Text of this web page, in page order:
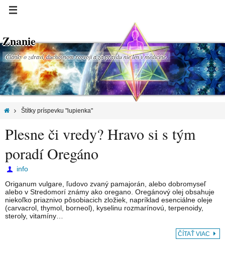
Znanie
Články o zdraví, duchovnom rozvoji a za pravdu nie len v medicíne.
Štítky príspevku "lupienka"
Plesne či vredy? Hravo si s tým
poradí Oregáno
info
Origanum vulgare, ľudovo zvaný pamajorán, alebo dobromyseľ
alebo v Stredomorí známy ako oregano. Oregánový olej obsahuje
niekoľko priaznivo pôsobiacich zložiek, napríklad esenciálne oleje
(carvacrol, thymol, borneol), kyselinu rozmarínovú, terpenoidy,
steroly, vitamíny…
ČÍTAŤ VIAC